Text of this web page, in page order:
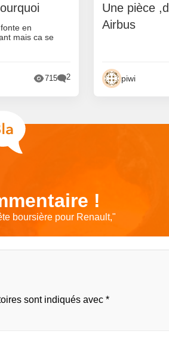
en
mais ca se
715 2
Une pièce
Airbus
piwi
!
boursière pour Renault,"
sont indiqués avec *